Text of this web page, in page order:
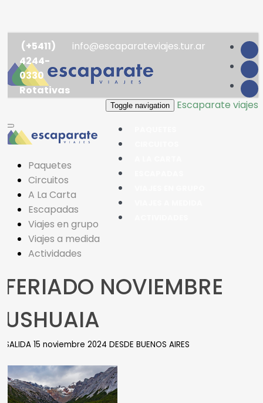
(+5411)
4244-
0330
Rotativas
info@escaparateviajes.tur.ar
Toggle navigation Escaparate viajes
Paquetes
Circuitos
A La Carta
Escapadas
Viajes en grupo
Viajes a medida
Actividades
NOVIEMBRE
15 noviembre 2024 DESDE BUENOS AIRES